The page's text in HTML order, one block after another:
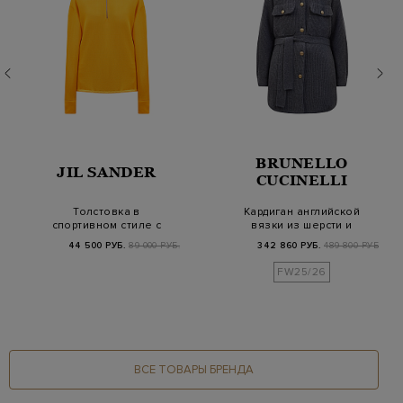
JIL SANDER
Толстовка в
спортивном стиле с
молн…
44 500 РУБ. 89 000 РУБ.
BRUNELLO
CUCINELLI
Кардиган английской
вязки из шерсти и
342 860 РУБ. 489 800 РУБ.
FW25/26
ВСЕ ТОВАРЫ БРЕНДА